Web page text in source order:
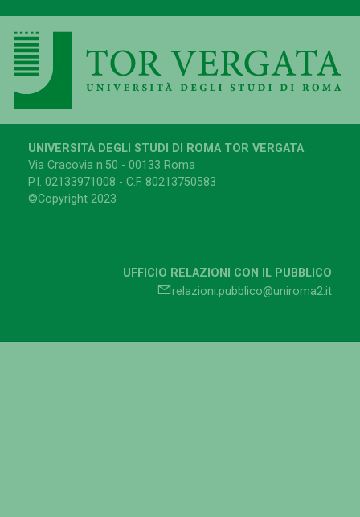
UNIVERSITÀ DEGLI STUDI DI ROMA TOR VERGATA
Via Cracovia n.50 - 00133 Roma
P.I. 02133971008 - C.F. 80213750583
©Copyright 2023
UFFICIO RELAZIONI CON IL PUBBLICO
relazioni.pubblico@uniroma2.it